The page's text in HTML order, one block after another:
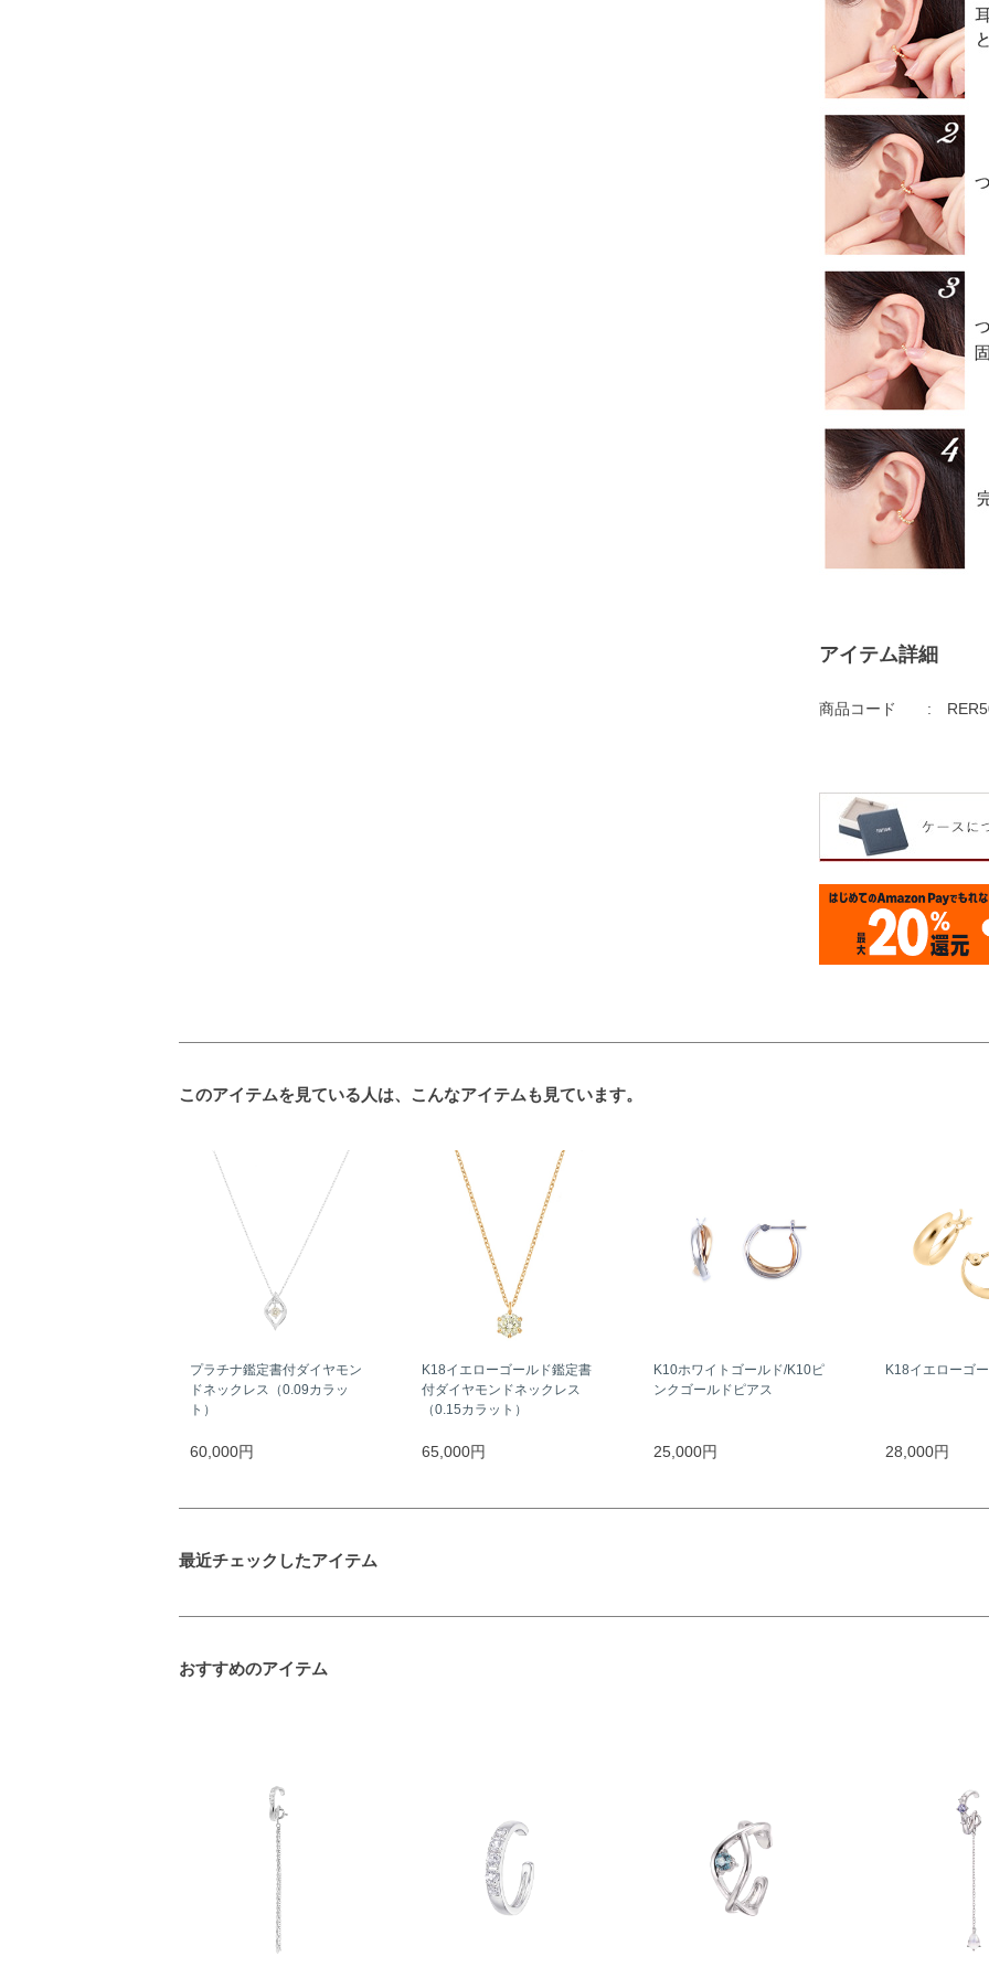
アイテム詳細
商品コード
このアイテムを見ている人は、こんなアイテムも見ています。
プラチナ鑑定書付ダイヤモン
ドネックレス（0.09カラッ
ト）
60,000円
K18イエローゴールド鑑定書
付ダイヤモンドネックレス
（0.15カラット）
65,000円
K10ホワイトゴールド/K10ピ
ンクゴールドピアス
25,000円
K18イエローゴ
28,000円
最近チェックしたアイテム
おすすめのアイテム